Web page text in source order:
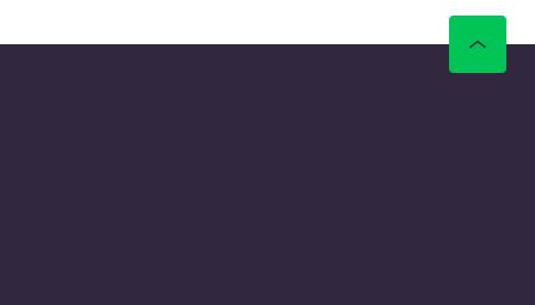
et
vakker
det